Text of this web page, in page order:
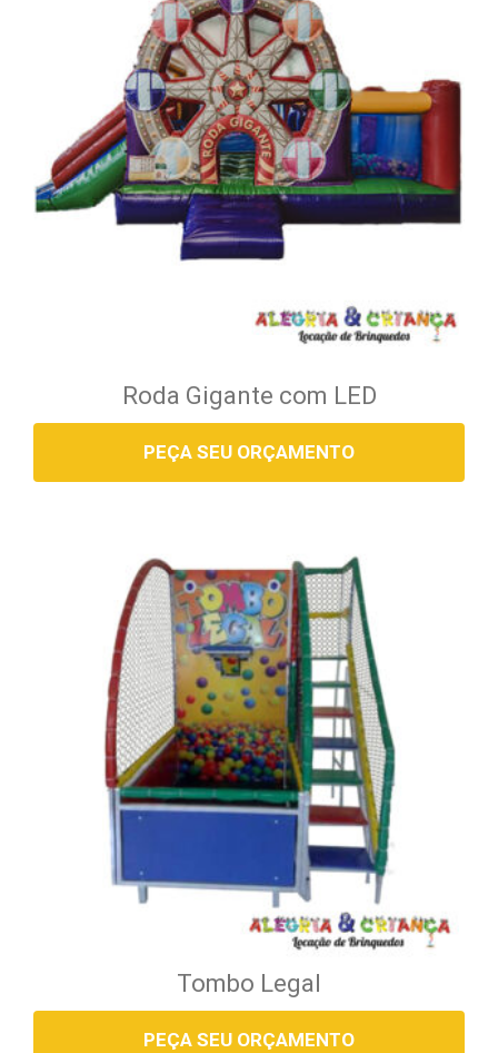
Roda Gigante com LED
PEÇA SEU ORÇAMENTO
Tombo Legal
PEÇA SEU ORÇAMENTO